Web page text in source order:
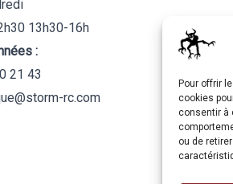
Pour offrir
cookies
consentir à
ou de
13h30-16h
:
21 43
rc.com